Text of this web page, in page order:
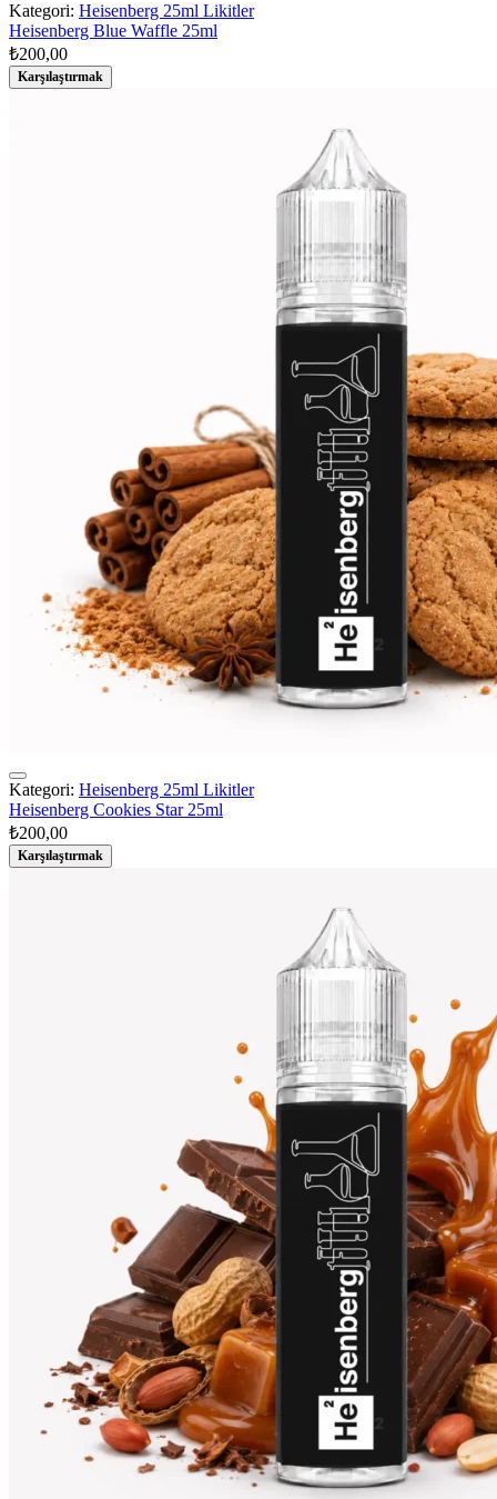
Kategori: Heisenberg 25ml Likitler
Heisenberg Blue Waffle 25ml
₺200,00
Karşılaştırmak
Kategori: Heisenberg 25ml Likitler
Heisenberg Cookies Star 25ml
₺200,00
Karşılaştırmak